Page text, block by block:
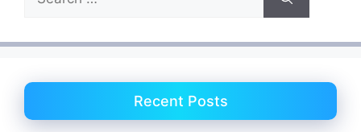
for:
Recent Posts